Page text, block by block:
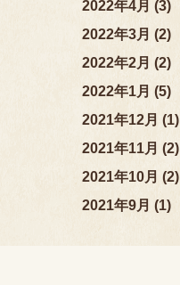
2022年4月 (3)
2022年3月 (2)
2022年2月 (2)
2022年1月 (5)
2021年12月 (1)
2021年11月 (2)
2021年10月 (2)
2021年9月 (1)